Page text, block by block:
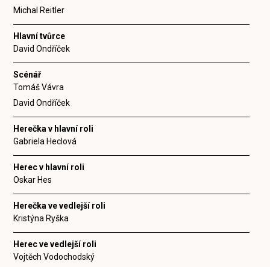
Michal Reitler
Hlavní tvůrce
David Ondříček
Scénář
Tomáš Vávra
David Ondříček
Herečka v hlavní roli
Gabriela Heclová
Herec v hlavní roli
Oskar Hes
Herečka ve vedlejší roli
Kristýna Ryška
Herec ve vedlejší roli
Vojtěch Vodochodský